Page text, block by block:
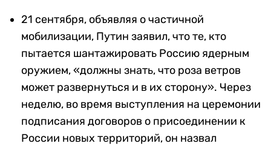
21 сентября, объявляя о частичной
мобилизации, Путин заявил, что те, кто
пытается шантажировать Россию ядерным
оружием, «должны знать, что роза ветров
может развернуться и в их сторону». Через
неделю, во время выступления на церемонии
подписания договоров о присоединении к
России новых территорий, он назвал